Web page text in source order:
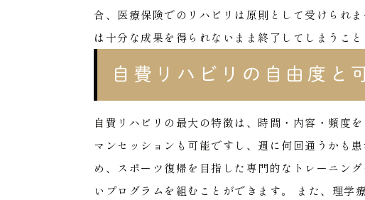
合、医療保険でのリハビリは原則として受けられ
は十分な成果を得られないまま終了してしまうこと
自費リハビリの自由度と
自費リハビリの最大の特徴は、時間・内容・頻度
マンセッションも可能ですし、週に何回通うかも
め、スポーツ復帰を目指した専門的なトレーニン
いプログラムを組むことができます。
また、理学